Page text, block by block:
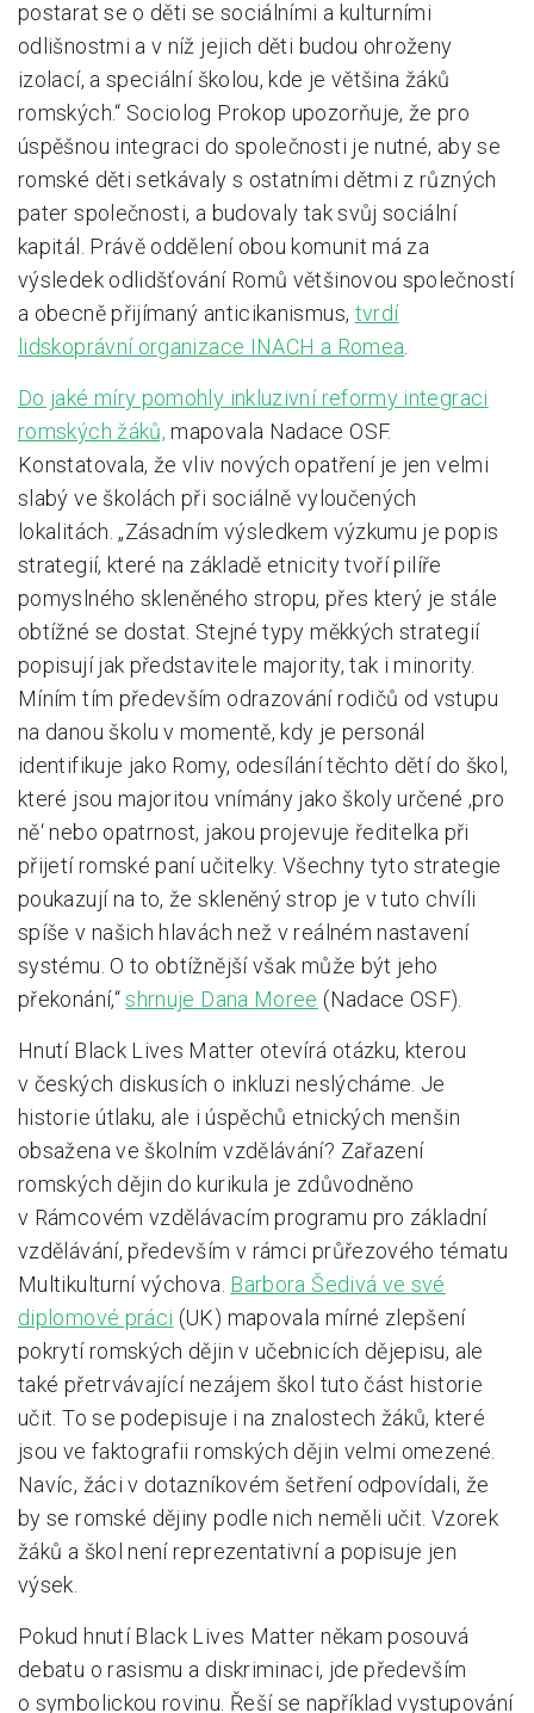
postarat se o děti se sociálními a kulturními
odlišnostmi a v níž jejich děti budou ohroženy
izolací, a speciální školou, kde je většina žáků
romských.“ Sociolog Prokop upozorňuje, že pro
úspěšnou integraci do společnosti je nutné, aby se
romské děti setkávaly s ostatními dětmi z různých
pater společnosti, a budovaly tak svůj sociální
kapitál. Právě oddělení obou komunit má za
výsledek odlidšťování Romů většinovou společností
a obecně přijímaný anticikanismus, tvrdí
lidskoprávní organizace INACH a Romea.
Do jaké míry pomohly inkluzivní reformy integraci
romských žáků, mapovala Nadace OSF.
Konstatovala, že vliv nových opatření je jen velmi
slabý ve školách při sociálně vyloučených
lokalitách. „Zásadním výsledkem výzkumu je popis
strategií, které na základě etnicity tvoří pilíře
pomyslného skleněného stropu, přes který je stále
obtížné se dostat. Stejné typy měkkých strategií
popisují jak představitele majority, tak i minority.
Míním tím především odrazování rodičů od vstupu
na danou školu v momentě, kdy je personál
identifikuje jako Romy, odesílání těchto dětí do škol,
které jsou majoritou vnímány jako školy určené ‚pro
ně‘ nebo opatrnost, jakou projevuje ředitelka při
přijetí romské paní učitelky. Všechny tyto strategie
poukazují na to, že skleněný strop je v tuto chvíli
spíše v našich hlavách než v reálném nastavení
systému. O to obtížnější však může být jeho
překonání,“shrnuje Dana Moree (Nadace OSF).
Hnutí Black Lives Matter otevírá otázku, kterou
v českých diskusích o inkluzi neslýcháme. Je
historie útlaku, ale i úspěchů etnických menšin
obsažena ve školním vzdělávání? Zařazení
romských dějin do kurikula je zdůvodněno
v Rámcovém vzdělávacím programu pro základní
vzdělávání, především v rámci průřezového tématu
Multikulturní výchova. Barbora Šedivá ve své
diplomové práci (UK) mapovala mírné zlepšení
pokrytí romských dějin v učebnicích dějepisu, ale
také přetrvávající nezájem škol tuto část historie
učit. To se podepisuje i na znalostech žáků, které
jsou ve faktografii romských dějin velmi omezené.
Navíc, žáci v dotazníkovém šetření odpovídali, že
by se romské dějiny podle nich neměli učit. Vzorek
žáků a škol není reprezentativní a popisuje jen
výsek.
Pokud hnutí Black Lives Matter někam posouvá
debatu o rasismu a diskriminaci, jde především
o symbolickou rovinu. Řeší se například vystupování